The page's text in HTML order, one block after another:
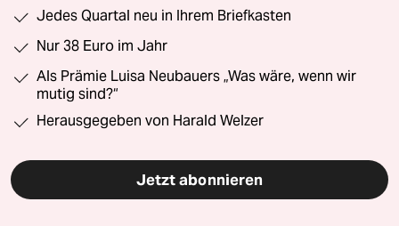
Jedes Quartal neu in Ihrem Briefkasten
Nur 38 Euro im Jahr
Als Prämie Luisa Neubauers „Was wäre, wenn wir
mutig sind?“
Herausgegeben von Harald Welzer
Jetzt abonnieren